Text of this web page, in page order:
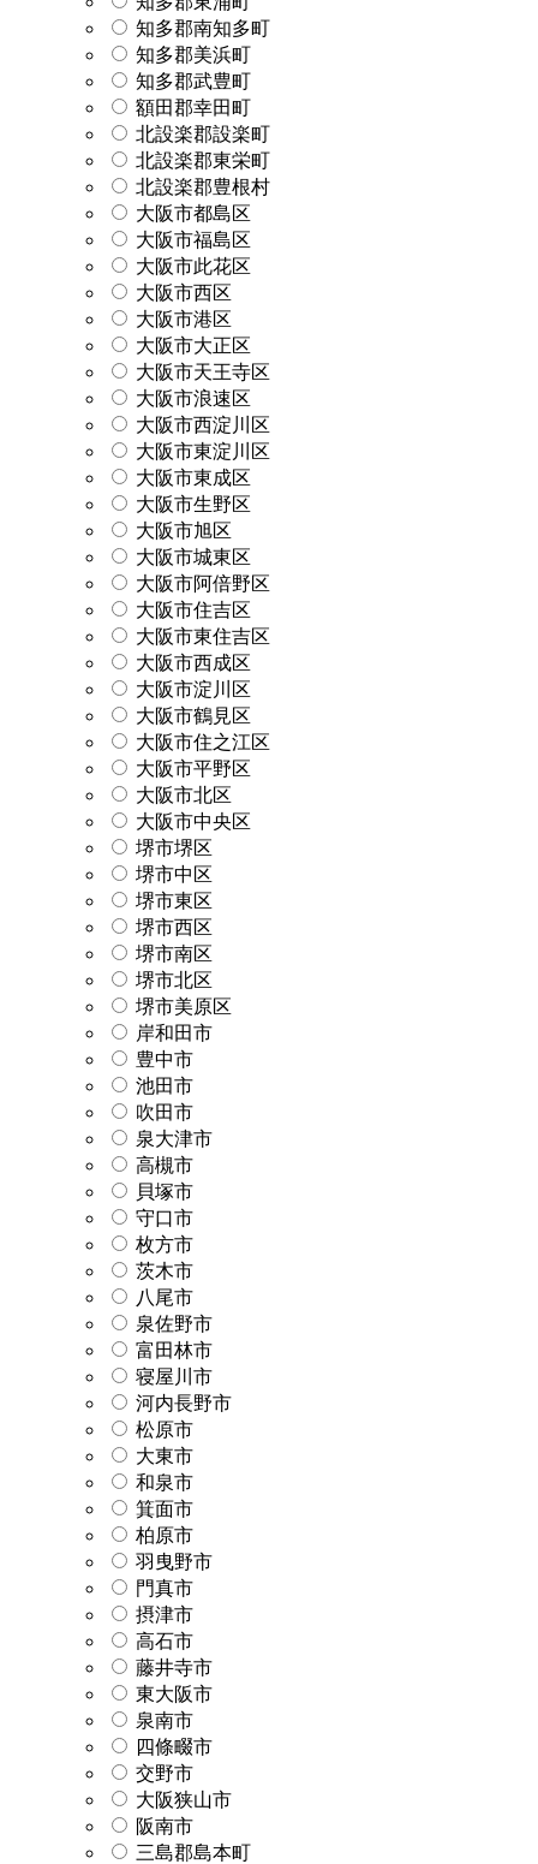
知多郡南知多町
知多郡美浜町
知多郡武豊町
額田郡幸田町
北設楽郡設楽町
北設楽郡東栄町
北設楽郡豊根村
大阪市都島区
大阪市福島区
大阪市此花区
大阪市西区
大阪市港区
大阪市大正区
大阪市天王寺区
大阪市浪速区
大阪市西淀川区
大阪市東淀川区
大阪市東成区
大阪市生野区
大阪市旭区
大阪市城東区
大阪市阿倍野区
大阪市住吉区
大阪市東住吉区
大阪市西成区
大阪市淀川区
大阪市鶴見区
大阪市住之江区
大阪市平野区
大阪市北区
大阪市中央区
堺市堺区
堺市中区
堺市東区
堺市西区
堺市南区
堺市北区
堺市美原区
岸和田市
豊中市
池田市
吹田市
泉大津市
高槻市
貝塚市
守口市
枚方市
茨木市
八尾市
泉佐野市
富田林市
寝屋川市
河内長野市
松原市
大東市
和泉市
箕面市
柏原市
羽曳野市
門真市
摂津市
高石市
藤井寺市
東大阪市
泉南市
四條畷市
交野市
大阪狭山市
阪南市
三島郡島本町